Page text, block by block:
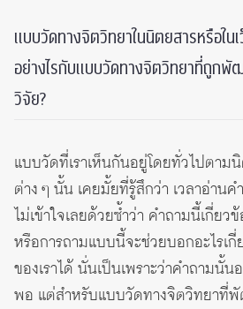
แบบวัดทางจิตวิทยาในนิตยสารหรือใน
อย่างไรกับแบบวัดทางจิตวิทยาที่ถูกพั
วิจัย?
แบบวัดที่เราเห็นกันอยู่โดยทั่วไปตาม
ต่าง ๆ นั้น เคยมั้ยที่รู้สึกว่า เวลาอ่านค
ไม่เข้าใจเลยด้วยซ้ำว่า คำถามนี้เกี่ยว
หรือการถามแบบนี้จะช่วยบอกอะไรเ
ของเราได้ นั่นเป็นเพราะว่าคำถามนั้
พอ แต่สำหรับแบบวัดทางจิตวิทยาที่